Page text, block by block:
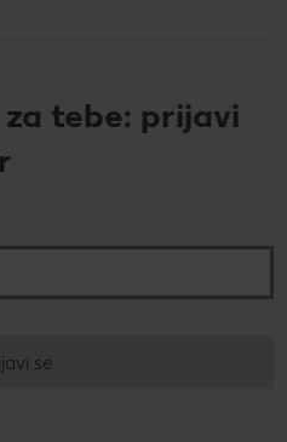
tebe: prijavi
se